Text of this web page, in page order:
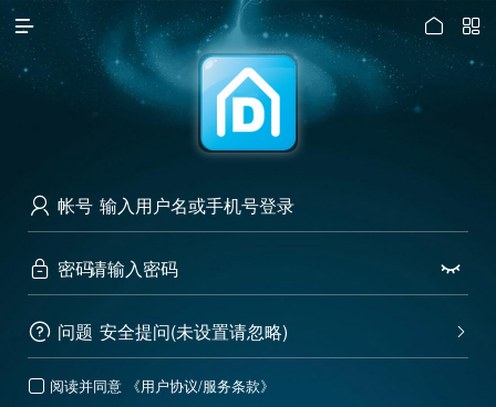
访问电脑版
 

 帐号
 密码 
 问题 
安全提问(未设置请忽略)
 阅读并同意 《用户协议/服务条款》